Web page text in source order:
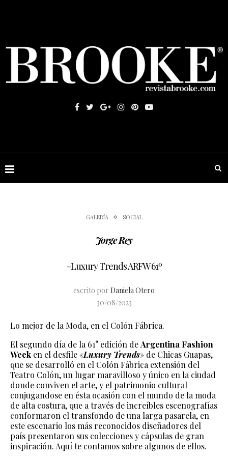
GALERÍA SOCIAL
Jorge Rey
-Luxury Trends ARFW 61º
escrito por Daniela Otero
30/08/2023
Lo mejor de la Moda, en el Colón Fábrica.
El segundo día de la 61° edición deArgentina Fashion
Week en el desfile «Luxury Trends» de Chicas Guapas,
que se desarrolló en el Colón Fábrica extensión del
Teatro Colón, un lugar maravilloso y único en la ciudad
donde conviven el arte, y el patrimonio cultural
conjugandose en ésta ocasión con el mundo de la moda
de alta costura, que a través de increíbles escenografías
conformaron el transfondo de una larga pasarela, en
este escenario los más reconocidos diseñadores del
país presentaron sus colecciones y cápsulas de gran
inspiración. Aquí te contamos sobre algunos de ellos.